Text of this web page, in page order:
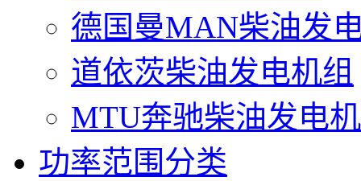
德国曼MAN柴油发
道依茨柴油发电机组
MTU奔驰柴油发电
功率范围分类